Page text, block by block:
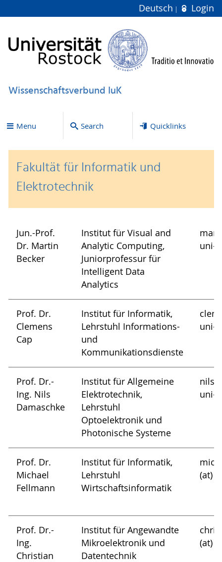
Deutsch Login
Wissenschaftsverbund IuK
Menu Search Quicklinks
Fakultät für Informatik und
Elektrotechnik
Jun.-Prof.
Dr. Martin
Becker
Institut für Visual and
Analytic Computing,
Juniorprofessur für
Intelligent Data
Analytics
uni-
Prof. Dr.
Clemens
Cap
Institut für Informatik,
Lehrstuhl Informations-
und
Kommunikationsdienste
uni-
Prof. Dr.-
Ing. Nils
Damaschke
Institut für Allgemeine
Elektrotechnik,
Lehrstuhl
Optoelektronik und
Photonische Systeme
uni-
Prof. Dr.
Michael
Fellmann
Institut für Informatik,
Lehrstuhl
Wirtschaftsinformatik
(at)
Prof. Dr.-
Ing.
Christian
Institut für Angewandte
Mikroelektronik und
Datentechnik
(at)